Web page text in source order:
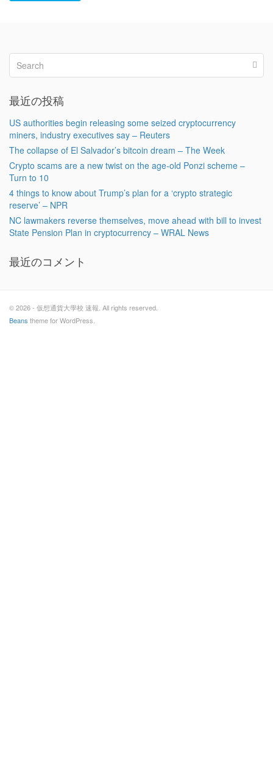
最近の投稿
US authorities begin releasing some seized cryptocurrency
miners, industry executives say – Reuters
The collapse of El Salvador’s bitcoin dream – The Week
Crypto scams are a new twist on the age-old Ponzi scheme –
Turn to 10
4 things to know about Trump’s plan for a ‘crypto strategic
reserve’ – NPR
NC lawmakers reverse themselves, move ahead with bill to invest
State Pension Plan in cryptocurrency – WRAL News
最近のコメント
© 2026 - 仮想通貨大學校 速報. All rights reserved.
Beans theme for WordPress.